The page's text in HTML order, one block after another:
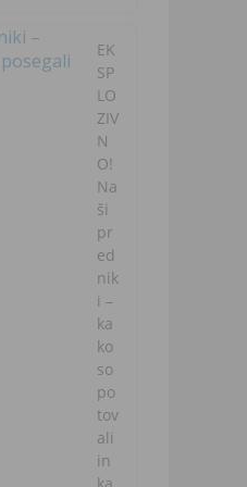
EK
SP
LO
ZIV
N
O!
Na
ši
pr
ed
nik
i –
ka
ko
so
po
tov
ali
in